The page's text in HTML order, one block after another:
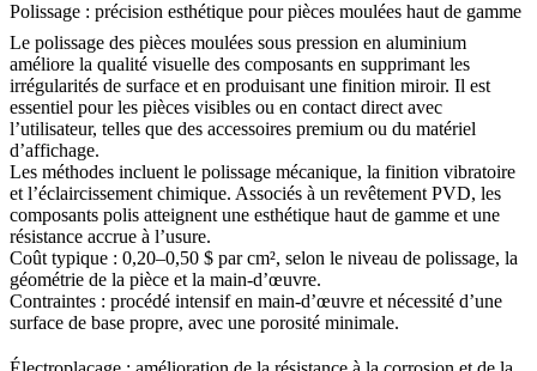
Polissage : précision esthétique pour pièces moulées haut de gamme
Le polissage des pièces moulées sous pression en aluminium
améliore la qualité visuelle des composants en supprimant les
irrégularités de surface et en produisant une finition miroir. Il est
essentiel pour les pièces visibles ou en contact direct avec
l’utilisateur, telles que des accessoires premium ou du matériel
d’affichage.
Les méthodes incluent le polissage mécanique, la finition vibratoire
et l’éclaircissement chimique. Associés à un revêtement PVD, les
composants polis atteignent une esthétique haut de gamme et une
résistance accrue à l’usure.
Coût typique : 0,20–0,50 $ par cm², selon le niveau de polissage, la
géométrie de la pièce et la main-d’œuvre.
Contraintes : procédé intensif en main-d’œuvre et nécessité d’une
surface de base propre, avec une porosité minimale.